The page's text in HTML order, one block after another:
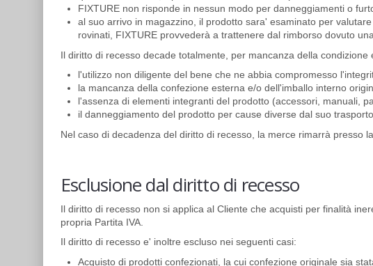
FIXTURE non risponde in nessun modo per danneggiamenti o
al suo arrivo in magazzino, il prodotto sara' esaminato per
rovinati, FIXTURE provvederà a trattenere dal rimborso dovuto
Il diritto di recesso decade totalmente, per mancanza della
l'utilizzo non diligente del bene che ne abbia compromesso
la mancanza della confezione esterna e/o dell'imballo interno
l'assenza di elementi integranti del prodotto (accessori, manuali,
il danneggiamento del prodotto per cause diverse dal suo trasporto.
Nel caso di decadenza del diritto di recesso, la merce rimarrà presso
Esclusione dal diritto di recesso
Il diritto di recesso non si applica al Cliente che acquisti per finalità
propria Partita IVA.
Il diritto di recesso e' inoltre escluso nei seguenti casi:
Acquisto di prodotti confezionati, la cui confezione originale sia